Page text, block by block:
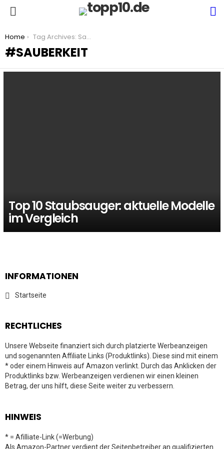
You are here:
Home Tag Archives: Sauberkeit
SAUBERKEIT
Top 10 Staubsauger: aktuelle Modelle
im Vergleich
INFORMATIONEN
Startseite
RECHTLICHES
Unsere Webseite finanziert sich durch platzierte Werbeanzeigen
und sogenannten Affiliate Links (Produktlinks). Diese sind mit einem
* oder einem Hinweis auf Amazon verlinkt. Durch das Anklicken der
Produktlinks bzw. Werbeanzeigen verdienen wir einen kleinen
Betrag, der uns hilft, diese Seite weiter zu verbessern.
HINWEIS
* = Afilliate-Link (=Werbung)
Als Amazon-Partner verdient der Seitenbetreiber an qualifizierten